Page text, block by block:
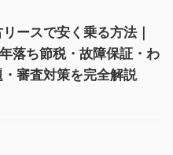
ースで安く乗る方法｜
落ち節税・故障保証・わ
審査対策を完全解説